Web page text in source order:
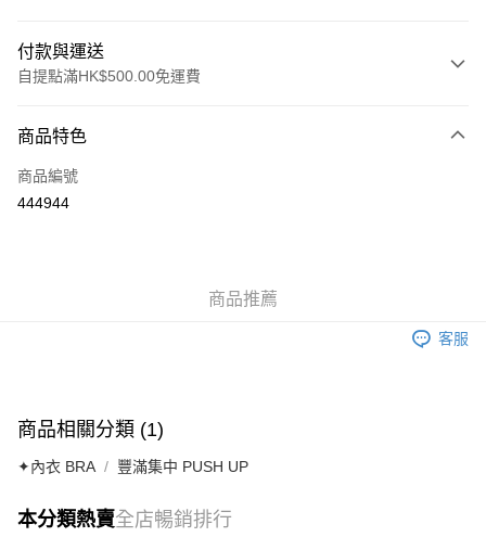
付款與運送
自提點滿HK$500.00免運費
信用卡
AlipayHK
每筆HK$40.00，滿HK$500.00或以上免運費
付款後順豐合作便利店
每筆HK$40.00，滿HK$500.00或以上免運費
每筆HK$40.00，滿HK$500.00或以上免運費
商品特色
商品編號
444944
商品推薦
客服
商品相關分類 (1)
✦內衣 BRA 豐滿集中 PUSH UP
本分類熱賣全店暢銷排行